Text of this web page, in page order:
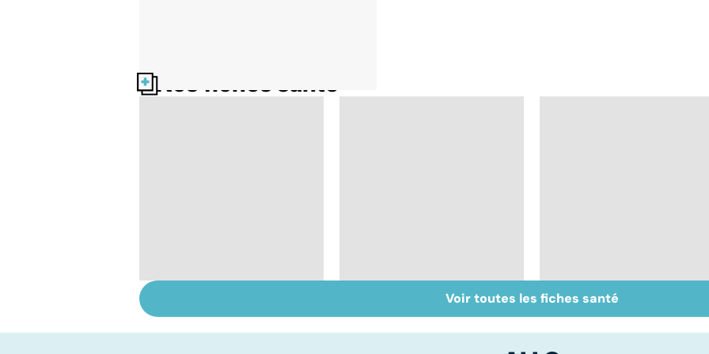
Nos fiches santé
sans médicaments !
Le magnésium, un
oligo-élément vital
Troubles anxieux, une
anxiété envahissante
Voir toutes les fiches santé